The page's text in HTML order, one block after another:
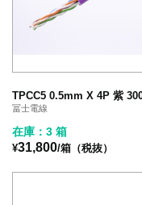
TPCC5 0.5mm X 4P 紫
冨士電線
在庫：3 箱
¥31,800/箱（税抜）